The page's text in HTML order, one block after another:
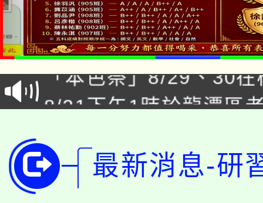
公告本校115學年度第
代理(課)教師甄選結果
告(尚有缺額)
「本色祭」8/29、30在
場熱烈登場!
8/21下午1時於龍潭區
局官網。
8月14至27日，桃園電
開!
115年桃園市運動會8/
最新消息-研